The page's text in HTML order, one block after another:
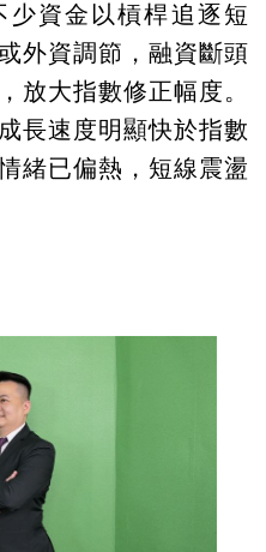
少資金以槓桿追逐短
外資調節，融資斷頭
放大指數修正幅度。
長速度明顯快於指數
緒已偏熱，短線震盪